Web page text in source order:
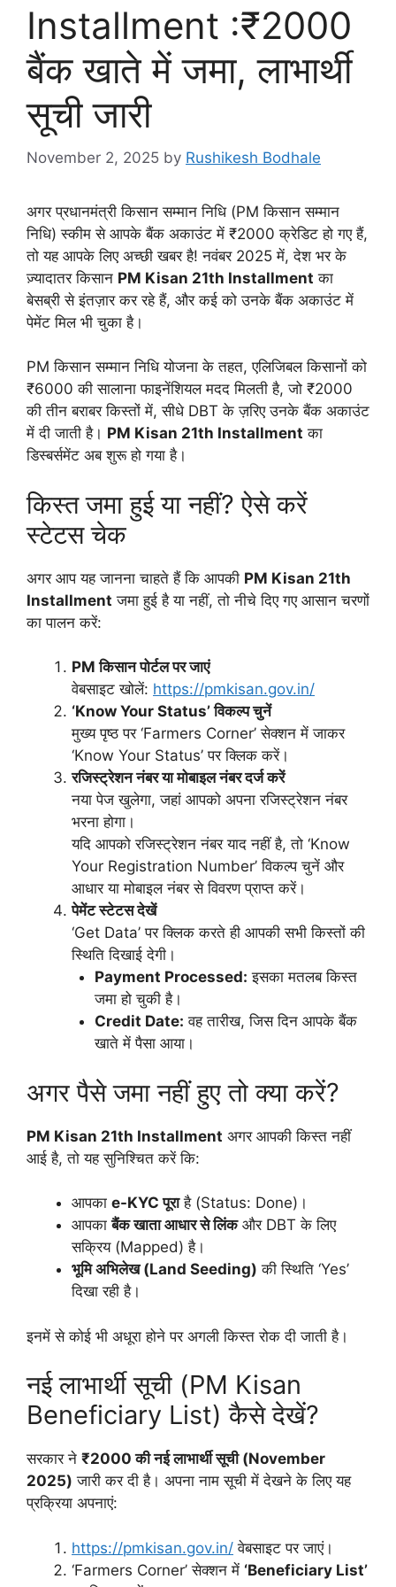
Installment :₹2000
बैंक खाते में जमा, लाभार्थी
सूची जारी
November 2, 2025 by Rushikesh Bodhale
अगर प्रधानमंत्री किसान सम्मान निधि (PM किसान सम्मान
निधि) स्कीम से आपके बैंक अकाउंट में ₹2000 क्रेडिट हो गए हैं,
तो यह आपके लिए अच्छी खबर है! नवंबर 2025 में, देश भर के
ज़्यादातर किसान PM Kisan 21th Installment का
बेसब्री से इंतज़ार कर रहे हैं, और कई को उनके बैंक अकाउंट में
पेमेंट मिल भी चुका है।
PM किसान सम्मान निधि योजना के तहत, एलिजिबल किसानों को
₹6000 की सालाना फाइनेंशियल मदद मिलती है, जो ₹2000
की तीन बराबर किस्तों में, सीधे DBT के ज़रिए उनके बैंक अकाउंट
में दी जाती है। PM Kisan 21th Installment का
डिस्बर्समेंट अब शुरू हो गया है।
किस्त जमा हुई या नहीं? ऐसे करें
स्टेटस चेक
अगर आप यह जानना चाहते हैं कि आपकी PM Kisan 21th
Installment जमा हुई है या नहीं, तो नीचे दिए गए आसान चरणों
का पालन करें:
PM किसान पोर्टल पर जाएं
वेबसाइट खोलें: https://pmkisan.gov.in/
‘Know Your Status’ विकल्प चुनें
मुख्य पृष्ठ पर ‘Farmers Corner’ सेक्शन में जाकर
‘Know Your Status’ पर क्लिक करें।
रजिस्ट्रेशन नंबर या मोबाइल नंबर दर्ज करें
नया पेज खुलेगा, जहां आपको अपना रजिस्ट्रेशन नंबर
भरना होगा।
यदि आपको रजिस्ट्रेशन नंबर याद नहीं है, तो ‘Know
Your Registration Number’ विकल्प चुनें और
आधार या मोबाइल नंबर से विवरण प्राप्त करें।
पेमेंट स्टेटस देखें
‘Get Data’ पर क्लिक करते ही आपकी सभी किस्तों की
स्थिति दिखाई देगी।
Payment Processed: इसका मतलब किस्त
जमा हो चुकी है।
Credit Date: वह तारीख, जिस दिन आपके बैंक
खाते में पैसा आया।
अगर पैसे जमा नहीं हुए तो क्या करें?
PM Kisan 21th Installment अगर आपकी किस्त नहीं
आई है, तो यह सुनिश्चित करें कि:
आपका e-KYC पूराहै (Status: Done)।
आपकाबैंक खाता आधार से लिंकऔर DBT के लिए
सक्रिय (Mapped) है।
भूमि अभिलेख (Land Seeding) की स्थिति ‘Yes’
दिखा रही है।
इनमें से कोई भी अधूरा होने पर अगली किस्त रोक दी जाती है।
नई लाभार्थी सूची (PM Kisan
Beneficiary List) कैसे देखें?
सरकार ने ₹2000 की नई लाभार्थी सूची (November
2025) जारी कर दी है। अपना नाम सूची में देखने के लिए यह
प्रक्रिया अपनाएं:
https://pmkisan.gov.in/ वेबसाइट पर जाएं।
‘Farmers Corner’ सेक्शन में ‘Beneficiary List’